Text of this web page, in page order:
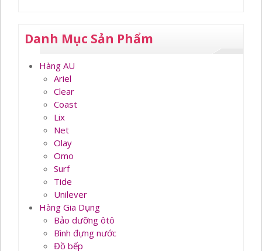
Danh Mục Sản Phẩm
Hàng AU
Ariel
Clear
Coast
Lix
Net
Olay
Omo
Surf
Tide
Unilever
Hàng Gia Dụng
Bảo dưỡng ôtô
Bình đựng nước
Đồ bếp